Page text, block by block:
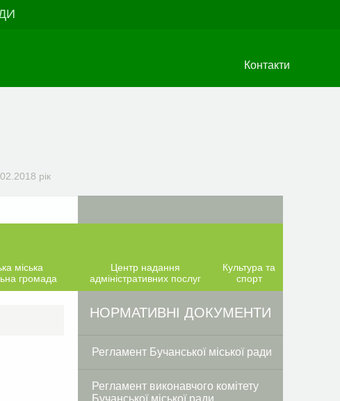
Контакти
рік
міська
громада
Центр надання
адміністративних послуг
Культура та
спорт
Facebook
Twitter
НОРМАТИВНІ ДОКУМЕНТИ
Регламент Бучанської міської ради
Регламент виконавчого комітету
Бучанської міської ради